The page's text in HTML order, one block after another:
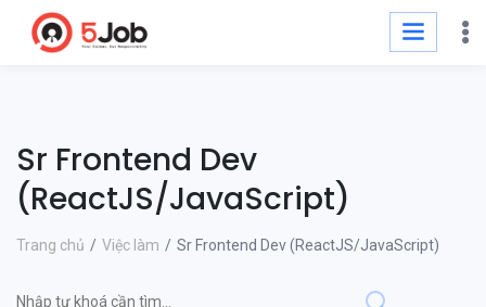
Sr Frontend Dev
(ReactJS/JavaScript)
Trang chủ Việc làm Sr Frontend Dev (ReactJS/JavaScript)